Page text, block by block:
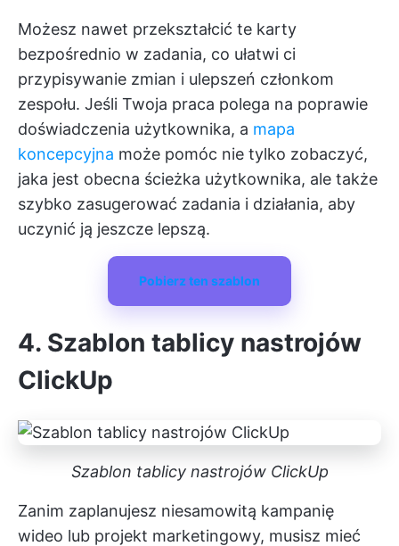
Możesz nawet przekształcić te karty
bezpośrednio w zadania, co ułatwi ci
przypisywanie zmian i ulepszeń członkom
zespołu. Jeśli Twoja praca polega na poprawie
doświadczenia użytkownika, a mapa
koncepcyjna może pomóc nie tylko zobaczyć,
jaka jest obecna ścieżka użytkownika, ale także
szybko zasugerować zadania i działania, aby
uczynić ją jeszcze lepszą.
Pobierz ten szablon
4. Szablon tablicy nastrojów
ClickUp
Szablon tablicy nastrojów ClickUp
Zanim zaplanujesz niesamowitą kampanię
wideo lub projekt marketingowy, musisz mieć